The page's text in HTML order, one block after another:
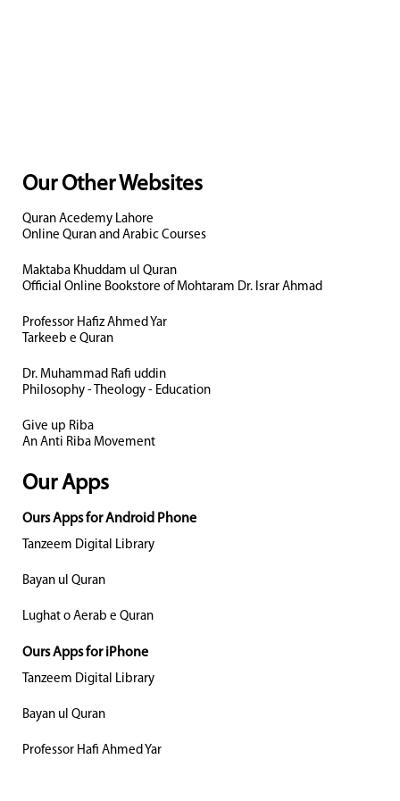
Our Other Websites
Quran Acedemy Lahore
Online Quran and Arabic Courses
Maktaba Khuddam ul Quran
Official Online Bookstore of Mohtaram Dr. Israr Ahmad
Professor Hafiz Ahmed Yar
Tarkeeb e Quran
Dr. Muhammad Rafi uddin
Philosophy - Theology - Education
Give up Riba
An Anti Riba Movement
Our Apps
Ours Apps for Android Phone
Tanzeem Digital Library
Bayan ul Quran
Lughat o Aerab e Quran
Ours Apps for iPhone
Tanzeem Digital Library
Bayan ul Quran
Professor Hafi Ahmed Yar